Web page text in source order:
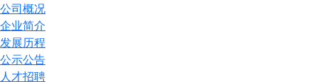
公司概况
企业简介
发展历程
公示公告
人才招聘